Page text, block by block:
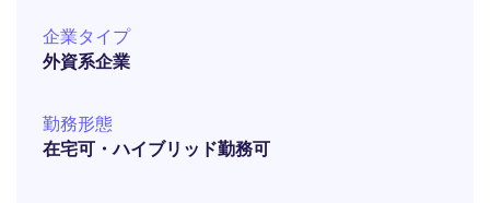
企業タイプ
外資系企業
勤務形態
在宅可・ハイブリッド勤務可